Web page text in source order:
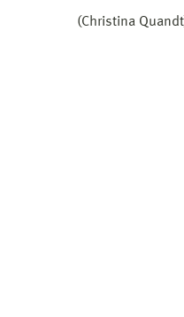
(Christina